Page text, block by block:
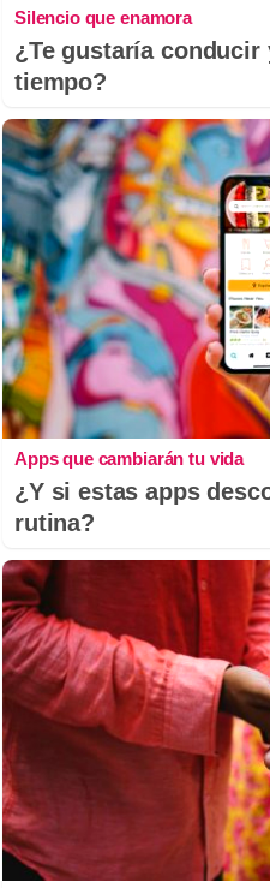
Silencio que enamora
¿Te gustaría
tiempo?
Apps que cambiarán tu vida
¿Y si estas apps
rutina?